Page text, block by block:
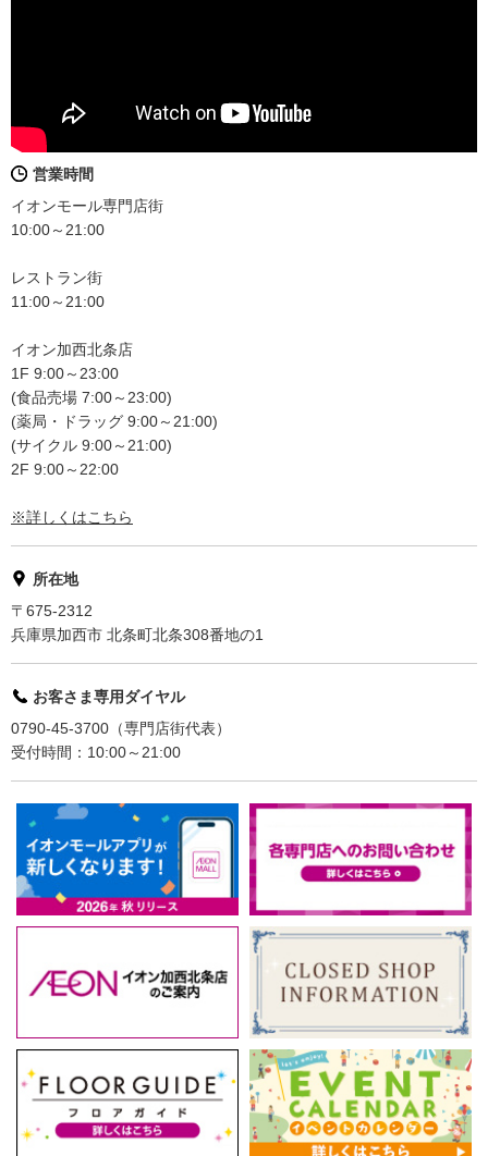
営業時間
イオンモール専門店街
10:00～21:00
レストラン街
11:00～21:00
イオン加西北条店
1F 9:00～23:00
(食品売場 7:00～23:00)
(薬局・ドラッグ 9:00～21:00)
(サイクル 9:00～21:00)
2F 9:00～22:00
※詳しくはこちら
所在地
〒675-2312
兵庫県加西市 北条町北条308番地の1
お客さま専用ダイヤル
0790-45-3700（専門店街代表）
受付時間：10:00～21:00